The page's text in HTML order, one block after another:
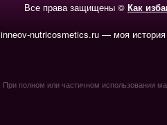
Все права защищены © Как
inneov-nutricosmetics.ru — моя
При полном или частичном использовании